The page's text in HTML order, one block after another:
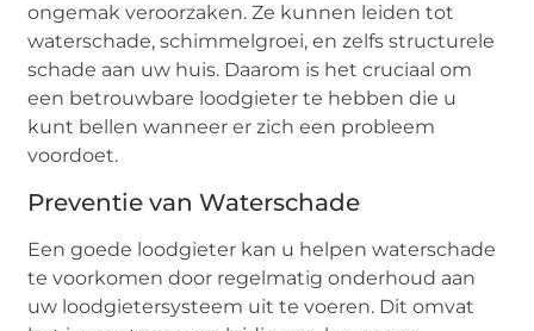
ongemak veroorzaken. Ze kunnen leiden tot
waterschade, schimmelgroei, en zelfs structurele
schade aan uw huis. Daarom is het cruciaal om
een betrouwbare loodgieter te hebben die u
kunt bellen wanneer er zich een probleem
voordoet.
Preventie van Waterschade
Een goede loodgieter kan u helpen waterschade
te voorkomen door regelmatig onderhoud aan
uw loodgietersysteem uit te voeren. Dit omvat